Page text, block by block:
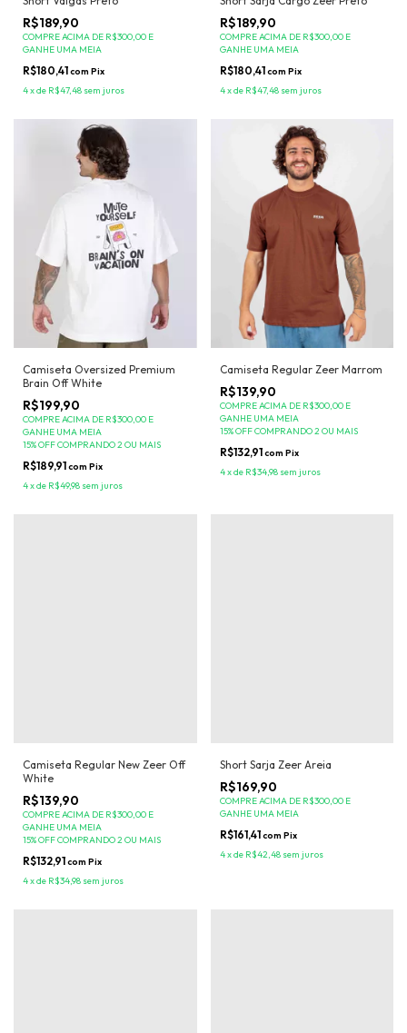
R$189,90
COMPRE ACIMA DE R$300,00 E
GANHE UMA MEIA
R$180,41com Pix
4xde R$47,48 sem juros
R$189,90
COMPRE ACIMA DE R$300,00 E
GANHE UMA MEIA
R$180,41com Pix
4xde R$47,48 sem juros
Camiseta Oversized Premium
Brain Off White
R$199,90
COMPRE ACIMA DE R$300,00 E
GANHE UMA MEIA
15% OFF COMPRANDO 2 OU MAIS
R$189,91com Pix
4xde R$49,98 sem juros
Camiseta Regular Zeer Marrom
R$139,90
COMPRE ACIMA DE R$300,00 E
GANHE UMA MEIA
15% OFF COMPRANDO 2 OU MAIS
R$132,91com Pix
4xde R$34,98 sem juros
Camiseta Regular New Zeer Off
White
R$139,90
COMPRE ACIMA DE R$300,00 E
GANHE UMA MEIA
15% OFF COMPRANDO 2 OU MAIS
R$132,91com Pix
4xde R$34,98 sem juros
Short Sarja Zeer Areia
R$169,90
COMPRE ACIMA DE R$300,00 E
GANHE UMA MEIA
R$161,41com Pix
4xde R$42,48 sem juros